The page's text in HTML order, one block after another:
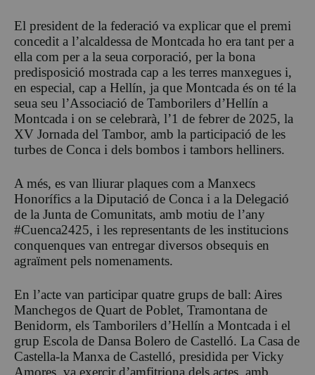
El president de la federació va explicar que el premi
concedit a l’alcaldessa de Montcada ho era tant per a
ella com per a la seua corporació, per la bona
predisposició mostrada cap a les terres manxegues i,
en especial, cap a Hellín, ja que Montcada és on té la
seua seu l’Associació de Tamborilers d’Hellín a
Montcada i on se celebrarà, l’1 de febrer de 2025, la
XV Jornada del Tambor, amb la participació de les
turbes de Conca i dels bombos i tambors helliners.
A més, es van lliurar plaques com a Manxecs
Honorífics a la Diputació de Conca i a la Delegació
de la Junta de Comunitats, amb motiu de l’any
#Cuenca2425, i les representants de les institucions
conquenques van entregar diversos obsequis en
agraïment pels nomenaments.
En l’acte van participar quatre grups de ball: Aires
Manchegos de Quart de Poblet, Tramontana de
Benidorm, els Tamborilers d’Hellín a Montcada i el
grup Escola de Dansa Bolero de Castelló. La Casa de
Castella-la Manxa de Castelló, presidida per Vicky
Amores, va exercir d’amfitriona dels actes, amb